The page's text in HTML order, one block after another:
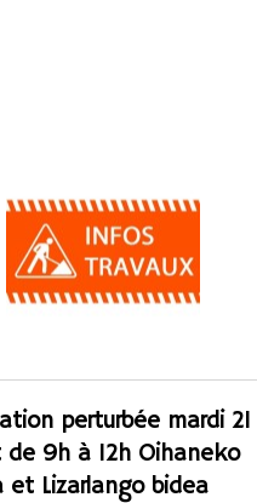
perturbée mardi 21
de 9h à 12h Oihaneko
et Lizarlango bidea